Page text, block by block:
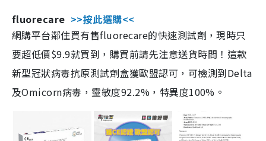
fluorecare >>按此選購<<
網購平台鄰住買有售fluorecare的快速測試劑，現時只
要超低價$9.9就買到，購買前請先注意送貨時間！這款
新型冠狀病毒抗原測試劑盒獲歐盟認可，可檢測到Delta
及Omicorn病毒，靈敏度92.2%，特異度100%。